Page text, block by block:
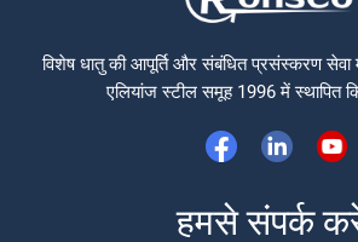
विशेष धातु की आपूर्ति और संबंधित प्रसंस्करण सेवा
एलियांज स्टील समूह 1996 में स्थापित
हमसे संपर्क